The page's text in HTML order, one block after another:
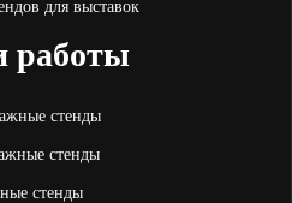
для выставок
стенды
стенды
стенды